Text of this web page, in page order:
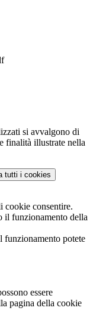
si avvalgono di
finalità illustrate nella
tutti i cookies
cookie consentire.
il funzionamento della
funzionamento potete
essere
pagina della cookie